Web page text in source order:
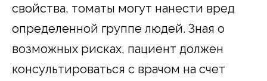
свойства, томаты могут нанести вред
определенной группе людей. Зная о
возможных рисках, пациент должен
консультироваться с врачом на счет